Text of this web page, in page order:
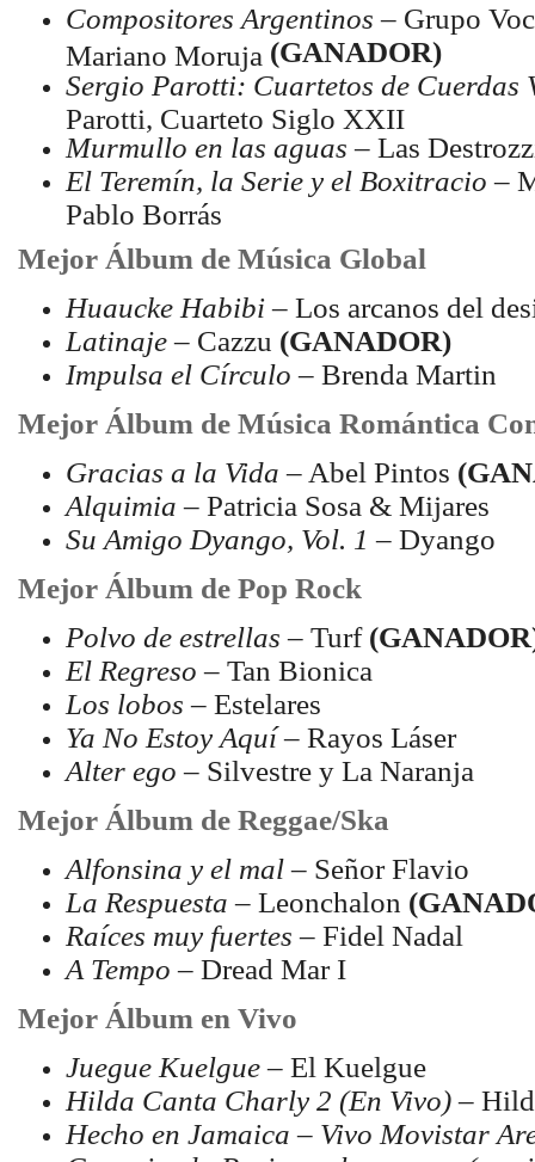
Compositores Argentinos – Grupo
Mariano Moruja (GANADOR)
Sergio Parotti: Cuartetos de Cuerdas
Parotti, Cuarteto Siglo XXII
Murmullo en las aguas – Las
El Teremín, la Serie y el Boxitracio –
Pablo Borrás
Mejor Álbum de Música Global
Huaucke Habibi– Los arcanos del
Latinaje– Cazzu (GANADOR)
Impulsa el Círculo – Brenda Martin
Mejor Álbum de Música Romántica
Gracias a la Vida – Abel Pintos
Alquimia – Patricia Sosa & Mijares
Su Amigo Dyango, Vol. 1 – Dyango
Mejor Álbum de Pop Rock
Polvo de estrellas – Turf
El Regreso – Tan Bionica
Los lobos – Estelares
Ya No Estoy Aquí– Rayos Láser
Alter ego – Silvestre y La Naranja
Mejor Álbum de Reggae/Ska
Alfonsina y el mal– Señor Flavio
La Respuesta – Leonchalon
Raíces muy fuertes – Fidel Nadal
A Tempo – Dread Mar I
Mejor Álbum en Vivo
Juegue Kuelgue– El Kuelgue
Hilda Canta Charly 2 (En Vivo)–
Hecho en Jamaica – Vivo Movistar